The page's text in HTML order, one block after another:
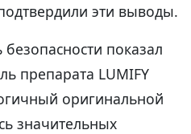
эти выводы.
показал
препарата LUMIFY
оригинальной
значительных